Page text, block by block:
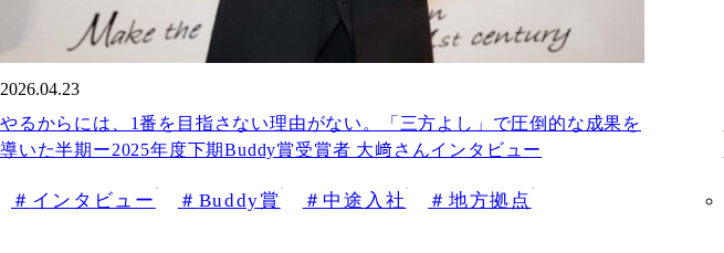
やるからには、1番を目指さない理由がない。「三方よし」で圧倒的な成果を
導いた半期ー2025年度下期Buddy賞受賞者 大﨑さんインタビュー
2026.04.23
インタビュー Buddy賞 中途入社 地方拠点